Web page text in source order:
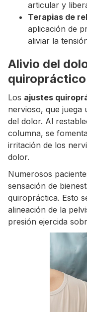
articular y
Terapias de
aplicación de
aliviar la
Alivio del
quiropráctico
Los ajustes
nervioso, que juega
del dolor. Al
columna, se
irritación de los
dolor.
Numerosos
sensación de
quiropráctica. Esto
alineación de la
presión ejercida